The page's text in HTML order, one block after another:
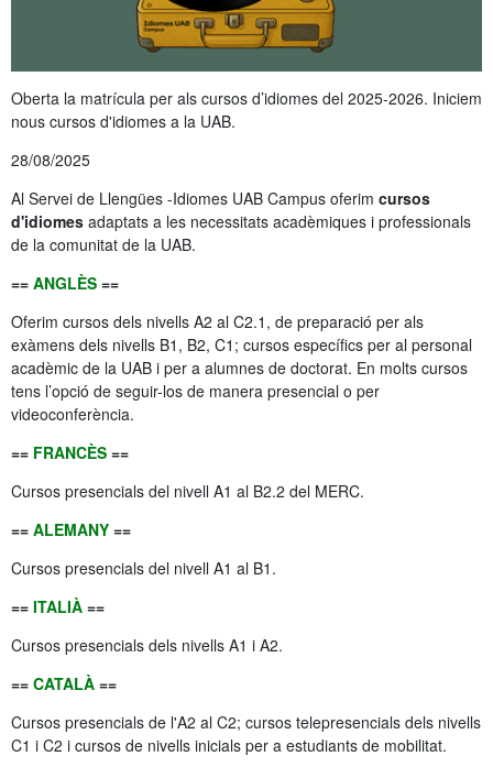
Oberta la matrícula per als cursos d’idiomes del 2025-2026. Iniciem
nous cursos d'idiomes a la UAB.
28/08/2025
Al Servei de Llengües -Idiomes UAB Campus oferim cursos
d'idiomes adaptats a les necessitats acadèmiques i professionals
de la comunitat de la UAB.
== ANGLÈS ==
Oferim cursos dels nivells A2 al C2.1, de preparació per als
exàmens dels nivells B1, B2, C1; cursos específics per al personal
acadèmic de la UAB i per a alumnes de doctorat. En molts cursos
tens l’opció de seguir-los de manera presencial o per
videoconferència.
== FRANCÈS ==
Cursos presencials del nivell A1 al B2.2 del MERC.
== ALEMANY ==
Cursos presencials del nivell A1 al B1.
== ITALIÀ ==
Cursos presencials dels nivells A1 i A2.
== CATALÀ ==
Cursos presencials de l'A2 al C2; cursos telepresencials dels nivells
C1 i C2 i cursos de nivells inicials per a estudiants de mobilitat.